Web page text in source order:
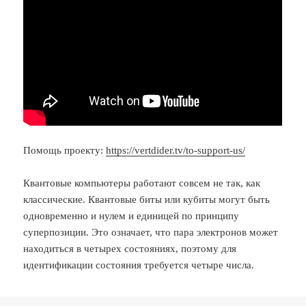
Помощь проекту:https://vertdider.tv/to-support-us/
Квантовые компьютеры работают совсем не так, как
классические. Квантовые биты или кубиты могут быть
одновременно и нулем и единицей по принципу
суперпозиции. Это означает, что пара электронов может
находиться в четырех состояниях, поэтому для
идентификации состояния требуется четыре числа.